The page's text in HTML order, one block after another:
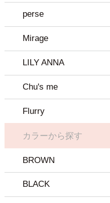
perse
Mirage
LILY ANNA
Chu's me
Flurry
カラーから探す
BROWN
BLACK